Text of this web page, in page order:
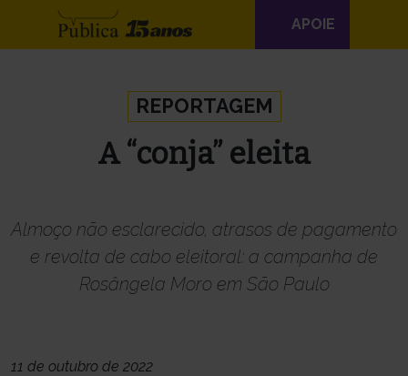
Navegação
principal
APOIE
REPORTAGEM
A “conja” eleita
Almoço não esclarecido, atrasos de pagamento
e revolta de cabo eleitoral: a campanha de
Rosângela Moro em São Paulo
11 de outubro de 2022